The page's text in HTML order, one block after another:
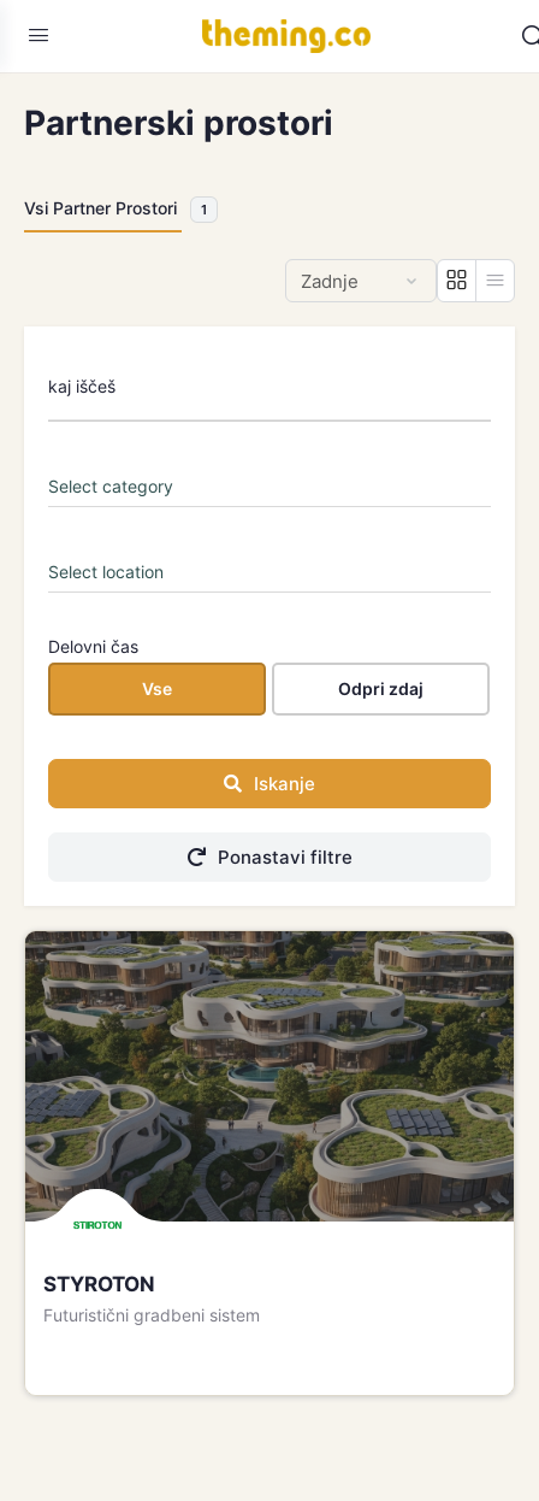
Partnerski prostori
Vsi Partner Prostori 1
kaj iščeš
Delovni čas
Vse Odpri zdaj
Iskanje
Ponastavi filtre
STYROTON
Futuristični gradbeni sistem